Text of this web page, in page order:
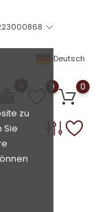
zu
Sie
Deutsch
0 0